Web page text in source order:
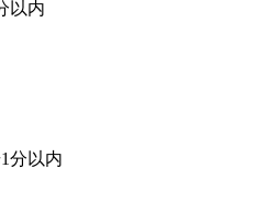
以内
分以内